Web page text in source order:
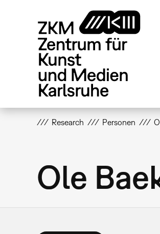
Research Personen
Ole